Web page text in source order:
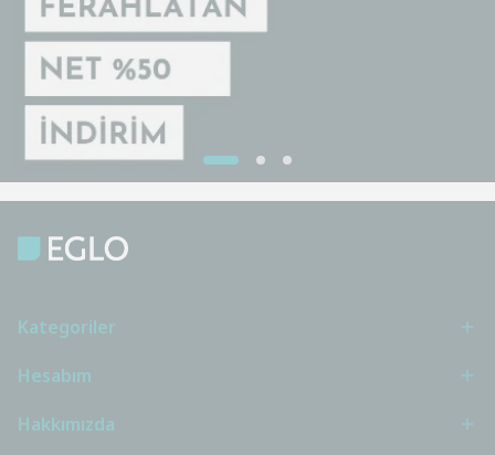
Kategoriler
Hesabım
Hakkımızda